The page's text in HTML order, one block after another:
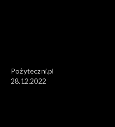
Pożyteczni.pl
28.12.2022